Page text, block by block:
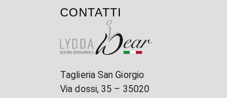
CONTATTI
Taglieria San Giorgio
Via dossi, 35 – 35020